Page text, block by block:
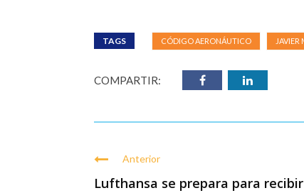
TAGS CÓDIGO AERONÁUTICO JAVIER
COMPARTIR:
Anterior
Lufthansa se prepara para recibir